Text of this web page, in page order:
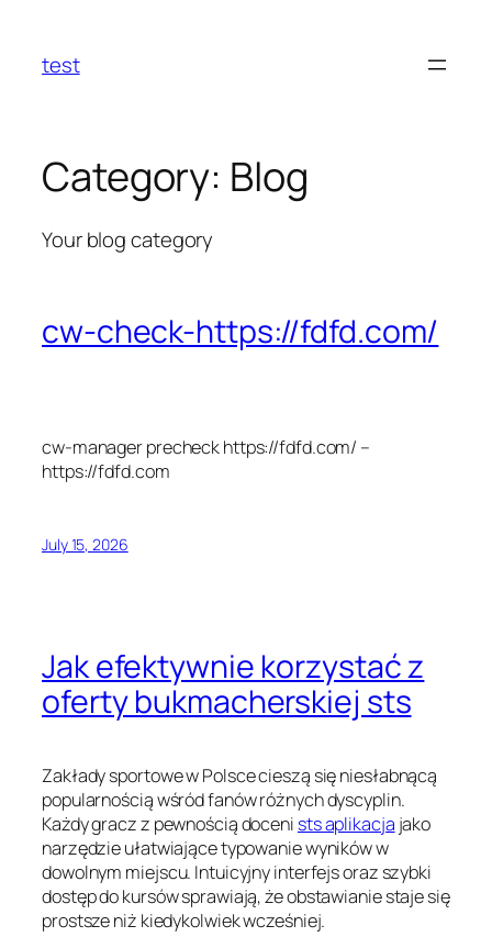
content
test
Category: Blog
Your blog category
cw-check-https://fdfd.com/
cw-manager precheck https://fdfd.com/ –
https://fdfd.com
July 15, 2026
Jak efektywnie korzystać z
oferty bukmacherskiej sts
Zakłady sportowe w Polsce cieszą się niesłabnącą
popularnością wśród fanów różnych dyscyplin.
Każdy gracz z pewnością doceni sts aplikacja jako
narzędzie ułatwiające typowanie wyników w
dowolnym miejscu. Intuicyjny interfejs oraz szybki
dostęp do kursów sprawiają, że obstawianie staje się
prostsze niż kiedykolwiek wcześniej.